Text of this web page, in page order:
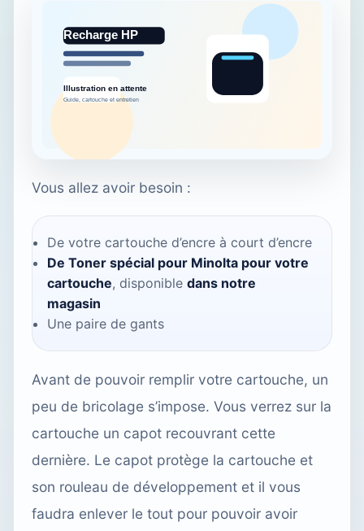
Vous allez avoir besoin :
De votre cartouche d’encre à court d’encre
De Toner spécial pour Minolta pour votre
cartouche, disponible dans notre
magasin
Une paire de gants
Avant de pouvoir remplir votre cartouche, un
peu de bricolage s’impose. Vous verrez sur la
cartouche un capot recouvrant cette
dernière. Le capot protège la cartouche et
son rouleau de développement et il vous
faudra enlever le tout pour pouvoir avoir